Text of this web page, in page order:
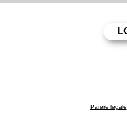
Parere legale